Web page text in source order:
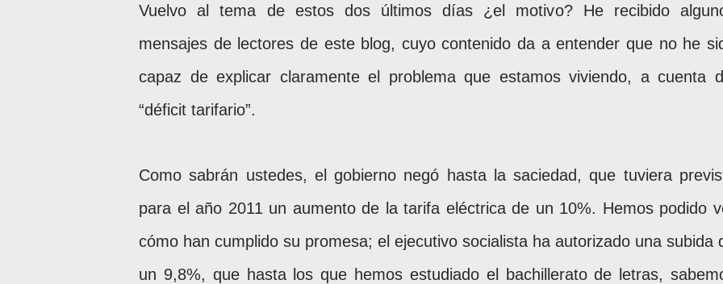
Vuelvo al tema de estos dos últimos días ¿el motivo? He recibido
mensajes de lectores de este blog, cuyo contenido da a entender que no he
capaz de explicar claramente el problema que estamos viviendo, a cuenta
“déficit tarifario”.
Como sabrán ustedes, el gobierno negó hasta la saciedad, que tuviera
para el año 2011 un aumento de la tarifa eléctrica de un 10%. Hemos podido
cómo han cumplido su promesa; el ejecutivo socialista ha autorizado una subida
un 9,8%, que hasta los que hemos estudiado el bachillerato de letras,